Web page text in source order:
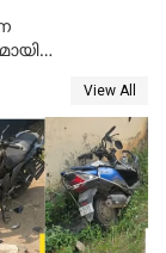
ഇന്ന് കോർ
മേരി
View All